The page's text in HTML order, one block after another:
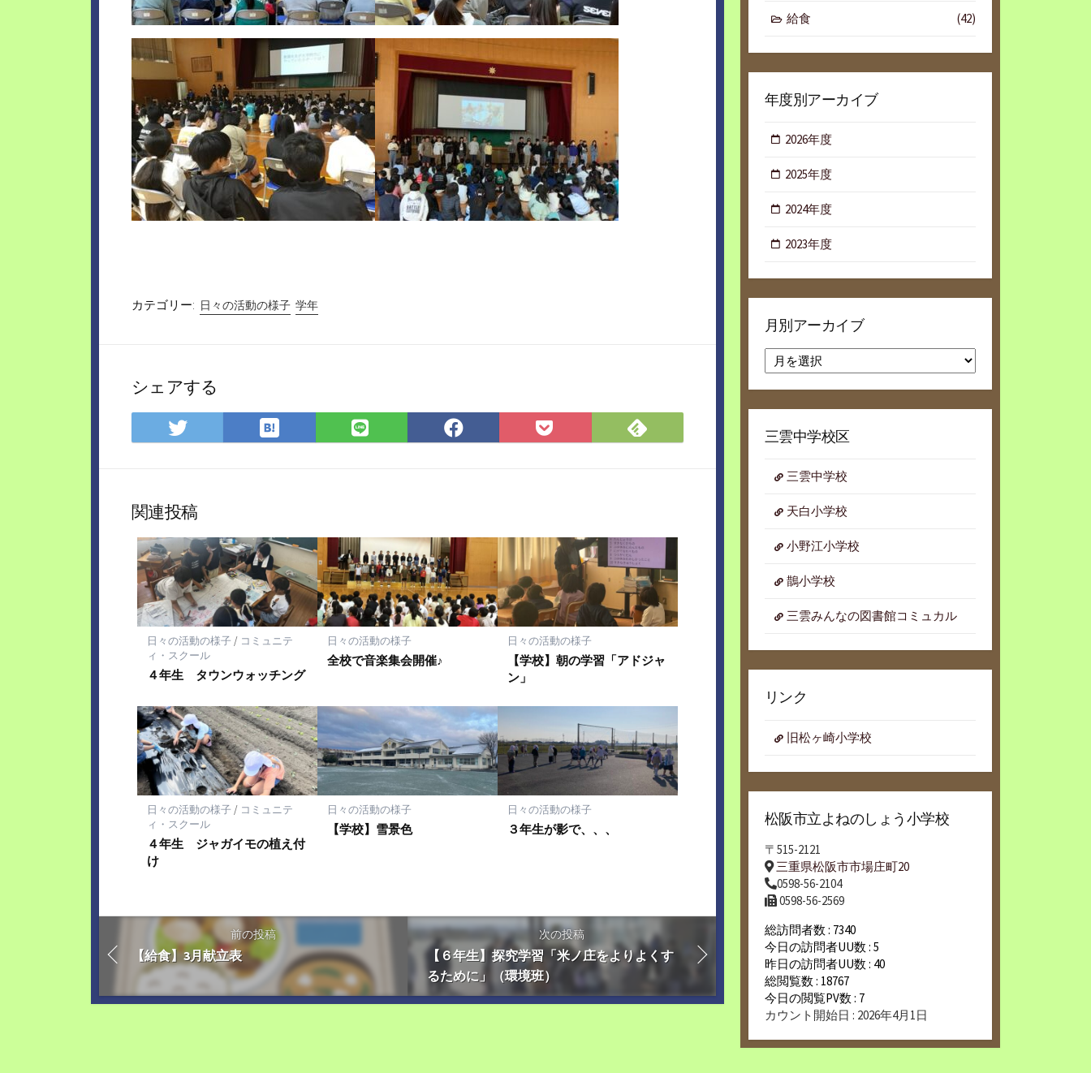
カテゴリー: 日々の活動の様子 学年
シェアする
Twitter
で
ア
は
て
マ
ー
ク
に
保
存
LINE
で
Facebook
で
Pocket
に
Feedly
で
関連投稿
日々の活動の様子 / コミュニテ
ィ・スクール
４年生 タウンウォッチング
日々の活動の様子
全校で音楽集会開催♪
日々の活動の様子
【学校】朝の学習「アドジャ
ン」
日々の活動の様子 / コミュニテ
ィ・スクール
４年生 ジャガイモの植え付
け
日々の活動の様子
【学校】雪景色
日々の活動の様子
３年生が影で、、、
前の投稿
【給食】3月献立表
次の投稿
【６年生】探究学習「米ノ庄をよりよくす
るために」（環境班）
給食 (42)
年度別アーカイブ
2026年度
2025年度
2024年度
2023年度
月別アーカイブ
別
ア
ー
イ
三雲中学校区
三雲中学校
天白小学校
小野江小学校
鵲小学校
三雲みんなの図書館コミュカル
リンク
旧松ヶ崎小学校
松阪市立よねのしょう小学校
〒515-2121
三重県松阪市市場庄町20
0598-56-2104
0598-56-2569
総訪問者数 : 7340
今日の訪問者UU数 : 5
昨日の訪問者UU数 : 40
総閲覧数 : 18767
今日の閲覧PV数 : 7
カウント開始日 : 2026年4月1日